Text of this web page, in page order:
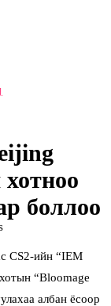
боллоо
CS2-ийн “IEM
“Bloomage
албан ёсоор